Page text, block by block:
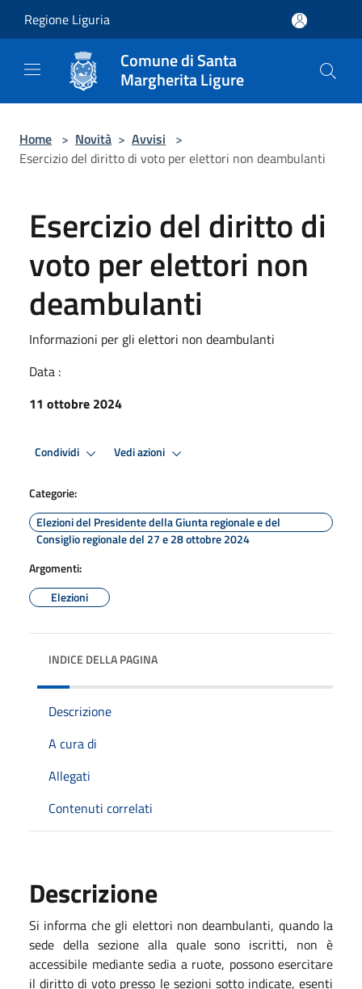
Regione Liguria
Comune di Santa
Margherita Ligure
Home > Novità > Avvisi >
Esercizio del diritto di voto per elettori non deambulanti
Esercizio del diritto di
voto per elettori non
deambulanti
Informazioni per gli elettori non deambulanti
Data :
11 ottobre 2024
Condividi Vedi azioni
Categorie:
Elezioni del Presidente della Giunta regionale e del
Consiglio regionale del 27 e 28 ottobre 2024
Argomenti:
Elezioni
INDICE DELLA PAGINA
Descrizione
A cura di
Allegati
Contenuti correlati
Descrizione
Si informa che gli elettori non deambulanti, quando la
sede della sezione alla quale sono iscritti, non è
accessibile mediante sedia a ruote, possono esercitare
il diritto di voto presso le sezioni sotto indicate, esenti